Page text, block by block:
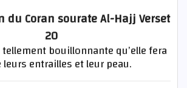
Coran sourate Al-Hajj Verset
20
tellement bouillonnante qu’elle fera
entrailles et leur peau.